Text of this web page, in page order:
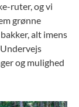
ruter, og vi
grønne
alt imens
og mulighed